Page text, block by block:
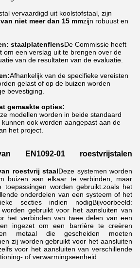
vervaardigd uit koolstofstaal, zijn
niet meer dan 15 mmzijn robuust en
staalplatenflensDe Commissie heeft
om een verslag uit te brengen over de
van de resultaten van de evaluatie.
Afhankelijk van de specifieke vereisten
gelast of op de buizen worden
bevestiging.
gemaakte opties:
modellen worden in beide standaard
ook worden aangepast aan de
het project.
EN1092-01 roestvrijstalen
roestvrij staalDeze systemen worden
buizen aan elkaar te verbinden, maar
toepassingen worden gebruikt.zoals het
onderdelen van een systeem of het
secties indien nodigBijvoorbeeld:
gebruikt voor het aansluiten van
het verbinden van twee delen van een
ingezet om een barrière te creëren
metaal die gescheiden moeten
zij worden gebruikt voor het aansluiten
voor het aansluiten van verschillende
of verwarmingseenheid.